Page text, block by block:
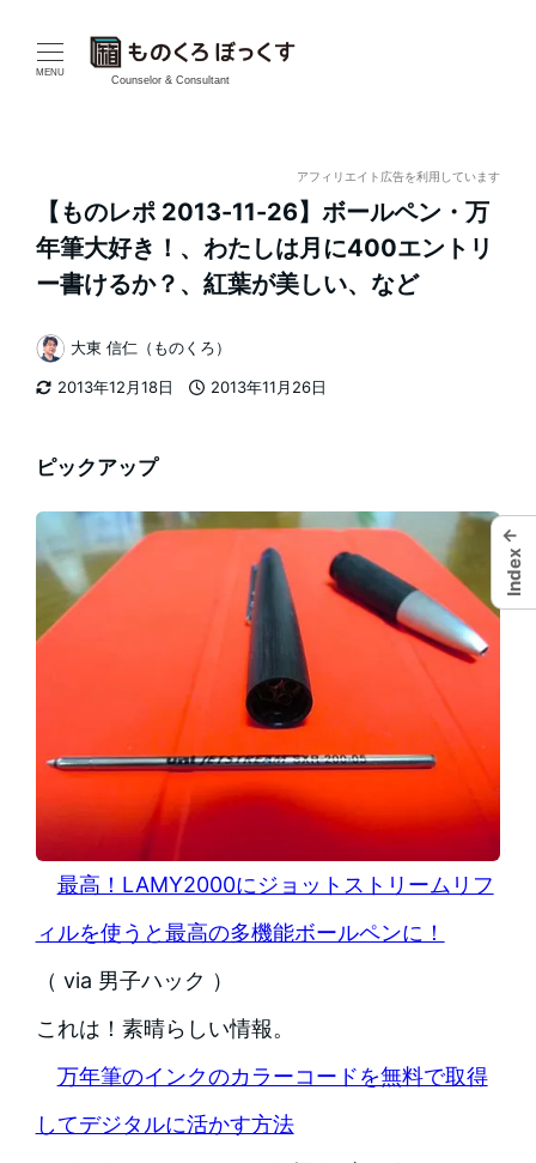
MENU
Counselor & Consultant
アフィリエイト広告を利用しています
【ものレポ 2013-11-26】ボールペン・万
年筆大好き！、わたしは月に400エントリ
ー書けるか？、紅葉が美しい、など
2013年12月18日
2013年11月26日
著
者
大東 信仁（ものくろ）
ピックアップ
最高！LAMY2000にジョットストリームリフ
ィルを使うと最高の多機能ボールペンに！
（ via 男子ハック ）
これは！素晴らしい情報。
万年筆のインクのカラーコードを無料で取得
してデジタルに活かす方法
←
Index